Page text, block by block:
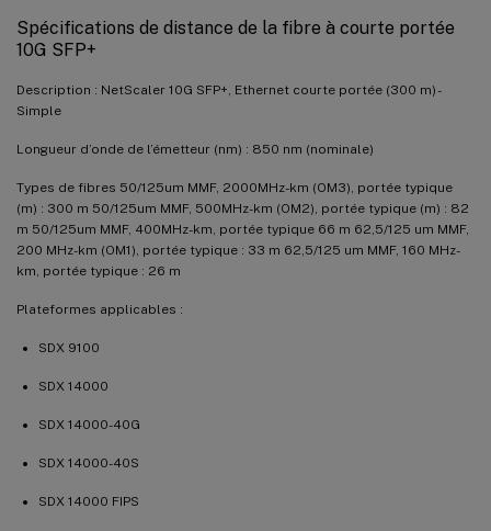
Spécifications de distance de la fibre à courte portée
10G SFP+
Description : NetScaler 10G SFP+, Ethernet courte portée (300 m) -
Simple
Longueur d’onde de l’émetteur (nm) : 850 nm (nominale)
Types de fibres 50/125um MMF, 2000MHz-km (OM3), portée typique
(m) : 300 m 50/125um MMF, 500MHz-km (OM2), portée typique (m) : 82
m 50/125um MMF, 400MHz-km, portée typique 66 m 62,5/125 um MMF,
200 MHz-km (OM1), portée typique : 33 m 62,5/125 um MMF, 160 MHz-
km, portée typique : 26 m
Plateformes applicables :
SDX 9100
SDX 14000
SDX 14000-40G
SDX 14000-40S
SDX 14000 FIPS